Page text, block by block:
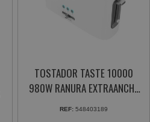
TOSTADOR TASTE 10000
980W RANURA EXTRAANCHA
REF: 548403189